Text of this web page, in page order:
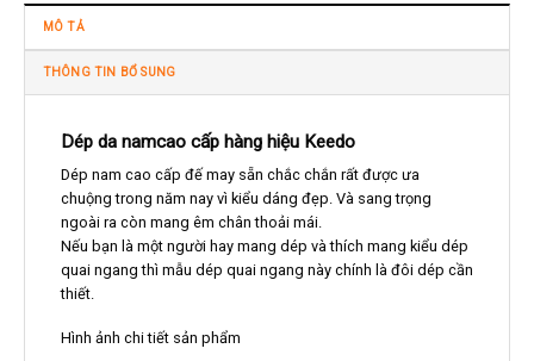
MÔ TẢ
THÔNG TIN BỔ SUNG
Dép da namcao cấp hàng hiệu Keedo
Dép nam cao cấp đế may sẵn chắc chắn rất được ưa
chuộng trong năm nay vì kiểu dáng đẹp. Và sang trọng
ngoài ra còn mang êm chân thoải mái.
Nếu bạn là một người hay mang dép và thích mang kiểu dép
quai ngang thì mẫu dép quai ngang này chính là đôi dép cần
thiết.
Hình ảnh chi tiết sản phẩm